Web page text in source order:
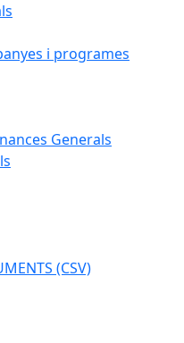
i programes
Generals
(CSV)